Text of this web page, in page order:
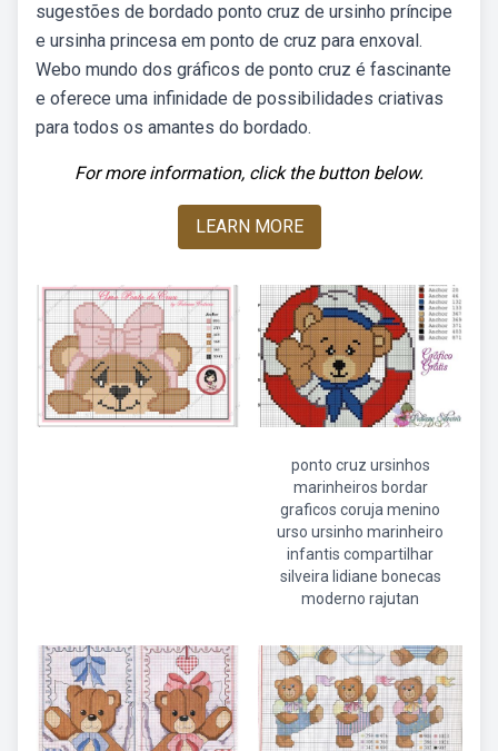
sugestões de bordado ponto cruz de ursinho príncipe
e ursinha princesa em ponto de cruz para enxoval.
Webo mundo dos gráficos de ponto cruz é fascinante
e oferece uma infinidade de possibilidades criativas
para todos os amantes do bordado.
For more information, click the button below.
LEARN MORE
ponto cruz ursinhos
marinheiros bordar
graficos coruja menino
urso ursinho marinheiro
infantis compartilhar
silveira lidiane bonecas
moderno rajutan